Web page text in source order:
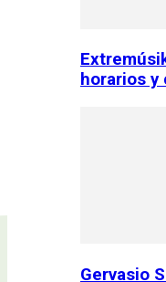
horarios y
Gervasio